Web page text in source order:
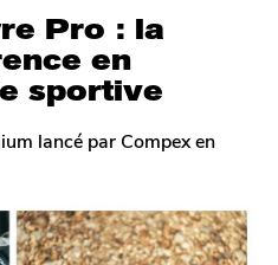
Pro : la
en
sportive
lancé par Compex en